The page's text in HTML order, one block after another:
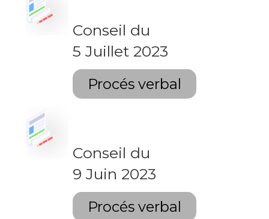
Conseil du
5 Juillet 2023
Procés verbal
Conseil du
9 Juin 2023
Procés verbal